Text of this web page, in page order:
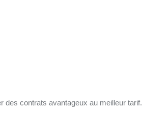
des contrats avantageux au meilleur tarif.